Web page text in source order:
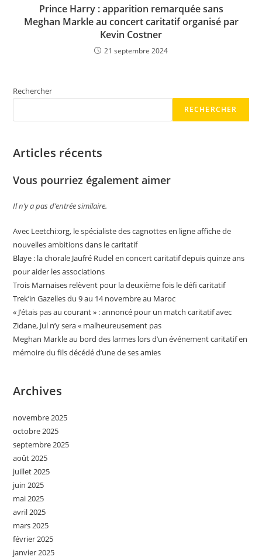
Prince Harry : apparition remarquée sans
Meghan Markle au concert caritatif organisé par
Kevin Costner
21 septembre 2024
Rechercher
RECHERCHER
Articles récents
Vous pourriez également aimer
Il n’y a pas d’entrée similaire.
Avec Leetchi:org, le spécialiste des cagnottes en ligne affiche de
nouvelles ambitions dans le caritatif
Blaye : la chorale Jaufré Rudel en concert caritatif depuis quinze ans
pour aider les associations
Trois Marnaises relèvent pour la deuxième fois le défi caritatif
Trek’in Gazelles du 9 au 14 novembre au Maroc
« J’étais pas au courant » : annoncé pour un match caritatif avec
Zidane, Jul n’y sera « malheureusement pas
Meghan Markle au bord des larmes lors d’un événement caritatif en
mémoire du fils décédé d’une de ses amies
Archives
novembre 2025
octobre 2025
septembre 2025
août 2025
juillet 2025
juin 2025
mai 2025
avril 2025
mars 2025
février 2025
janvier 2025